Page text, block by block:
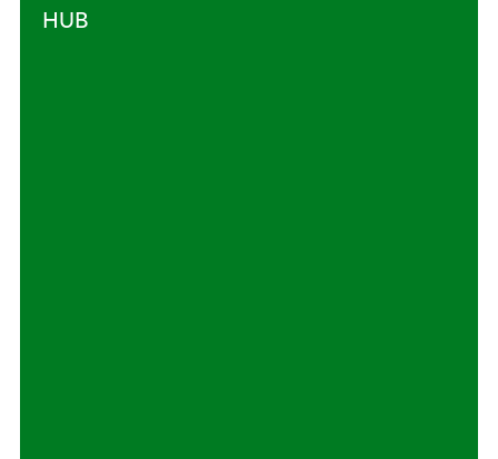
HUB